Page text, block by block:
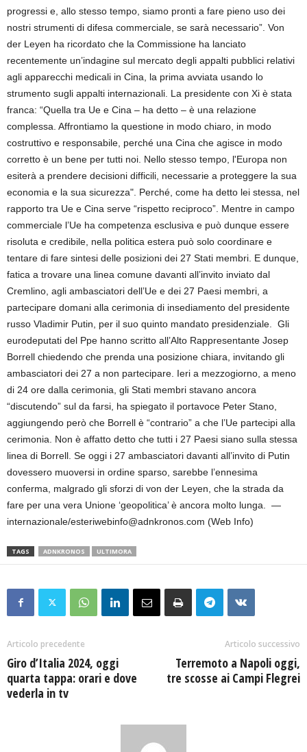
progressi e, allo stesso tempo, siamo pronti a fare pieno uso dei
nostri strumenti di difesa commerciale, se sarà necessario”. Von
der Leyen ha ricordato che la Commissione ha lanciato
recentemente un’indagine sul mercato degli appalti pubblici relativi
agli apparecchi medicali in Cina, la prima avviata usando lo
strumento sugli appalti internazionali. La presidente con Xi è stata
franca: “Quella tra Ue e Cina – ha detto – è una relazione
complessa. Affrontiamo la questione in modo chiaro, in modo
costruttivo e responsabile, perché una Cina che agisce in modo
corretto è un bene per tutti noi. Nello stesso tempo, l'Europa non
esiterà a prendere decisioni difficili, necessarie a proteggere la sua
economia e la sua sicurezza". Perché, come ha detto lei stessa, nel
rapporto tra Ue e Cina serve “rispetto reciproco”. Mentre in campo
commerciale l’Ue ha competenza esclusiva e può dunque essere
risoluta e credibile, nella politica estera può solo coordinare e
tentare di fare sintesi delle posizioni dei 27 Stati membri. E dunque,
fatica a trovare una linea comune davanti all’invito inviato dal
Cremlino, agli ambasciatori dell’Ue e dei 27 Paesi membri, a
partecipare domani alla cerimonia di insediamento del presidente
russo Vladimir Putin, per il suo quinto mandato presidenziale. Gli
eurodeputati del Ppe hanno scritto all’Alto Rappresentante Josep
Borrell chiedendo che prenda una posizione chiara, invitando gli
ambasciatori dei 27 a non partecipare. Ieri a mezzogiorno, a meno
di 24 ore dalla cerimonia, gli Stati membri stavano ancora
“discutendo” sul da farsi, ha spiegato il portavoce Peter Stano,
aggiungendo però che Borrell è “contrario” a che l’Ue partecipi alla
cerimonia. Non è affatto detto che tutti i 27 Paesi siano sulla stessa
linea di Borrell. Se oggi i 27 ambasciatori davanti all’invito di Putin
dovessero muoversi in ordine sparso, sarebbe l’ennesima
conferma, malgrado gli sforzi di von der Leyen, che la strada da
fare per una vera Unione ‘geopolitica’ è ancora molto lunga. —
internazionale/esteriwebinfo@adnkronos.com (Web Info)
TAGS ADNKRONOS ULTIMORA
Articolo precedente
Giro d’Italia 2024, oggi
quarta tappa: orari e dove
vederla in tv
Articolo successivo
Terremoto a Napoli oggi,
tre scosse ai Campi Flegrei